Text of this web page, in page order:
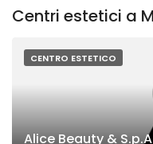
Centri estetici a
CENTRO ESTETICO
Alice Beauty &